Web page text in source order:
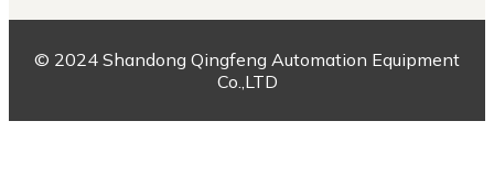
© 2024 Shandong Qingfeng Automation Equipment
Co.,LTD